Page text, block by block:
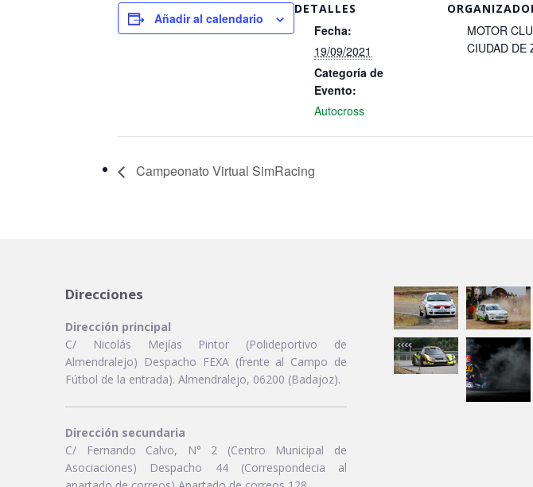
Añadir al calendario
DETALLES
Fecha:
19/09/2021
Categoría de
Evento:
Autocross
MOTOR
CIUDAD DE
Campeonato Virtual SimRacing
Direcciones
Dirección principal
C/ Nicolás Mejías Pintor (Polideportivo de
Almendralejo) Despacho FEXA (frente al Campo de
Fútbol de la entrada). Almendralejo, 06200 (Badajoz).
Dirección secundaria
C/ Fernando Calvo, N° 2 (Centro Municipal de
Asociaciones) Despacho 44 (Correspondecia al